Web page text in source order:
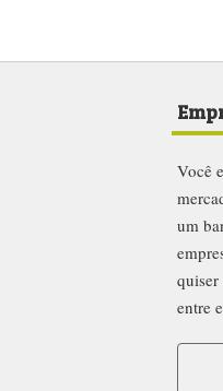
Você
um
quiser
entre